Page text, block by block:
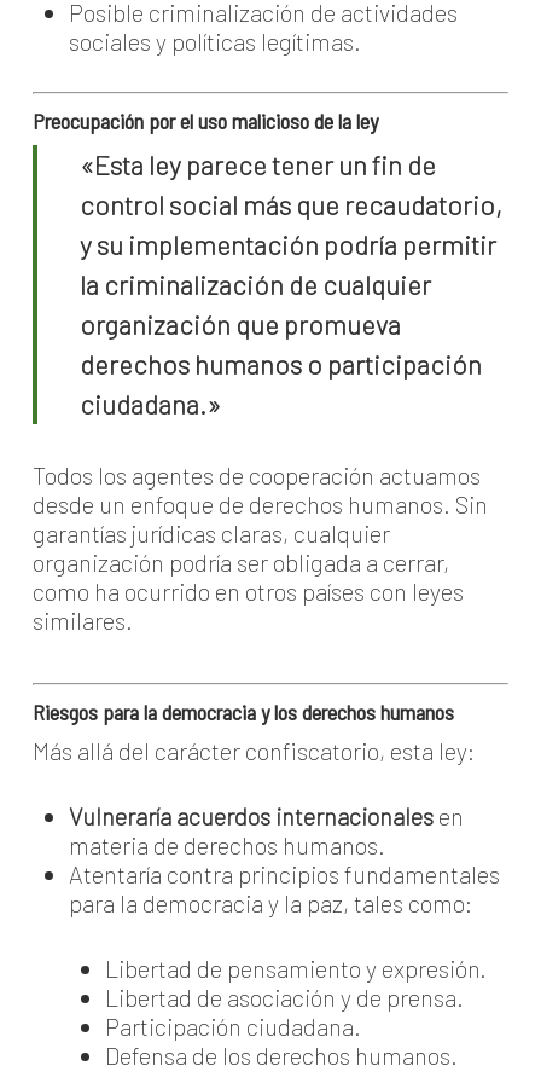
Posible criminalización de actividades
sociales y políticas legítimas.
Preocupación por el uso malicioso de la ley
«Esta ley parece tener un fin de
control social más que recaudatorio,
y su implementación podría permitir
la criminalización de cualquier
organización que promueva
derechos humanos o participación
ciudadana.»
Todos los agentes de cooperación actuamos
desde un enfoque de derechos humanos. Sin
garantías jurídicas claras, cualquier
organización podría ser obligada a cerrar,
como ha ocurrido en otros países con leyes
similares.
Riesgos para la democracia y los derechos humanos
Más allá del carácter confiscatorio, esta ley:
Vulneraría acuerdos internacionalesen
materia de derechos humanos.
Atentaría contra principios fundamentales
para la democracia y la paz, tales como:
Libertad de pensamiento y expresión.
Libertad de asociación y de prensa.
Participación ciudadana.
Defensa de los derechos humanos.